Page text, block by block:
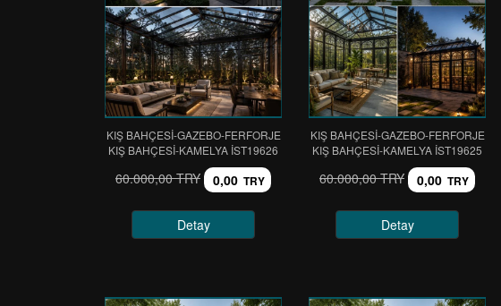
KIŞ BAHÇESİ-GAZEBO-FERFORJE
KIŞ BAHÇESİ-KAMELYA IST19626
60.000,00 TRY 0,00 TRY
Detay
KIŞ BAHÇESİ-GAZEBO-FERFORJE
KIŞ BAHÇESİ-KAMELYA IST19625
60.000,00 TRY 0,00 TRY
Detay